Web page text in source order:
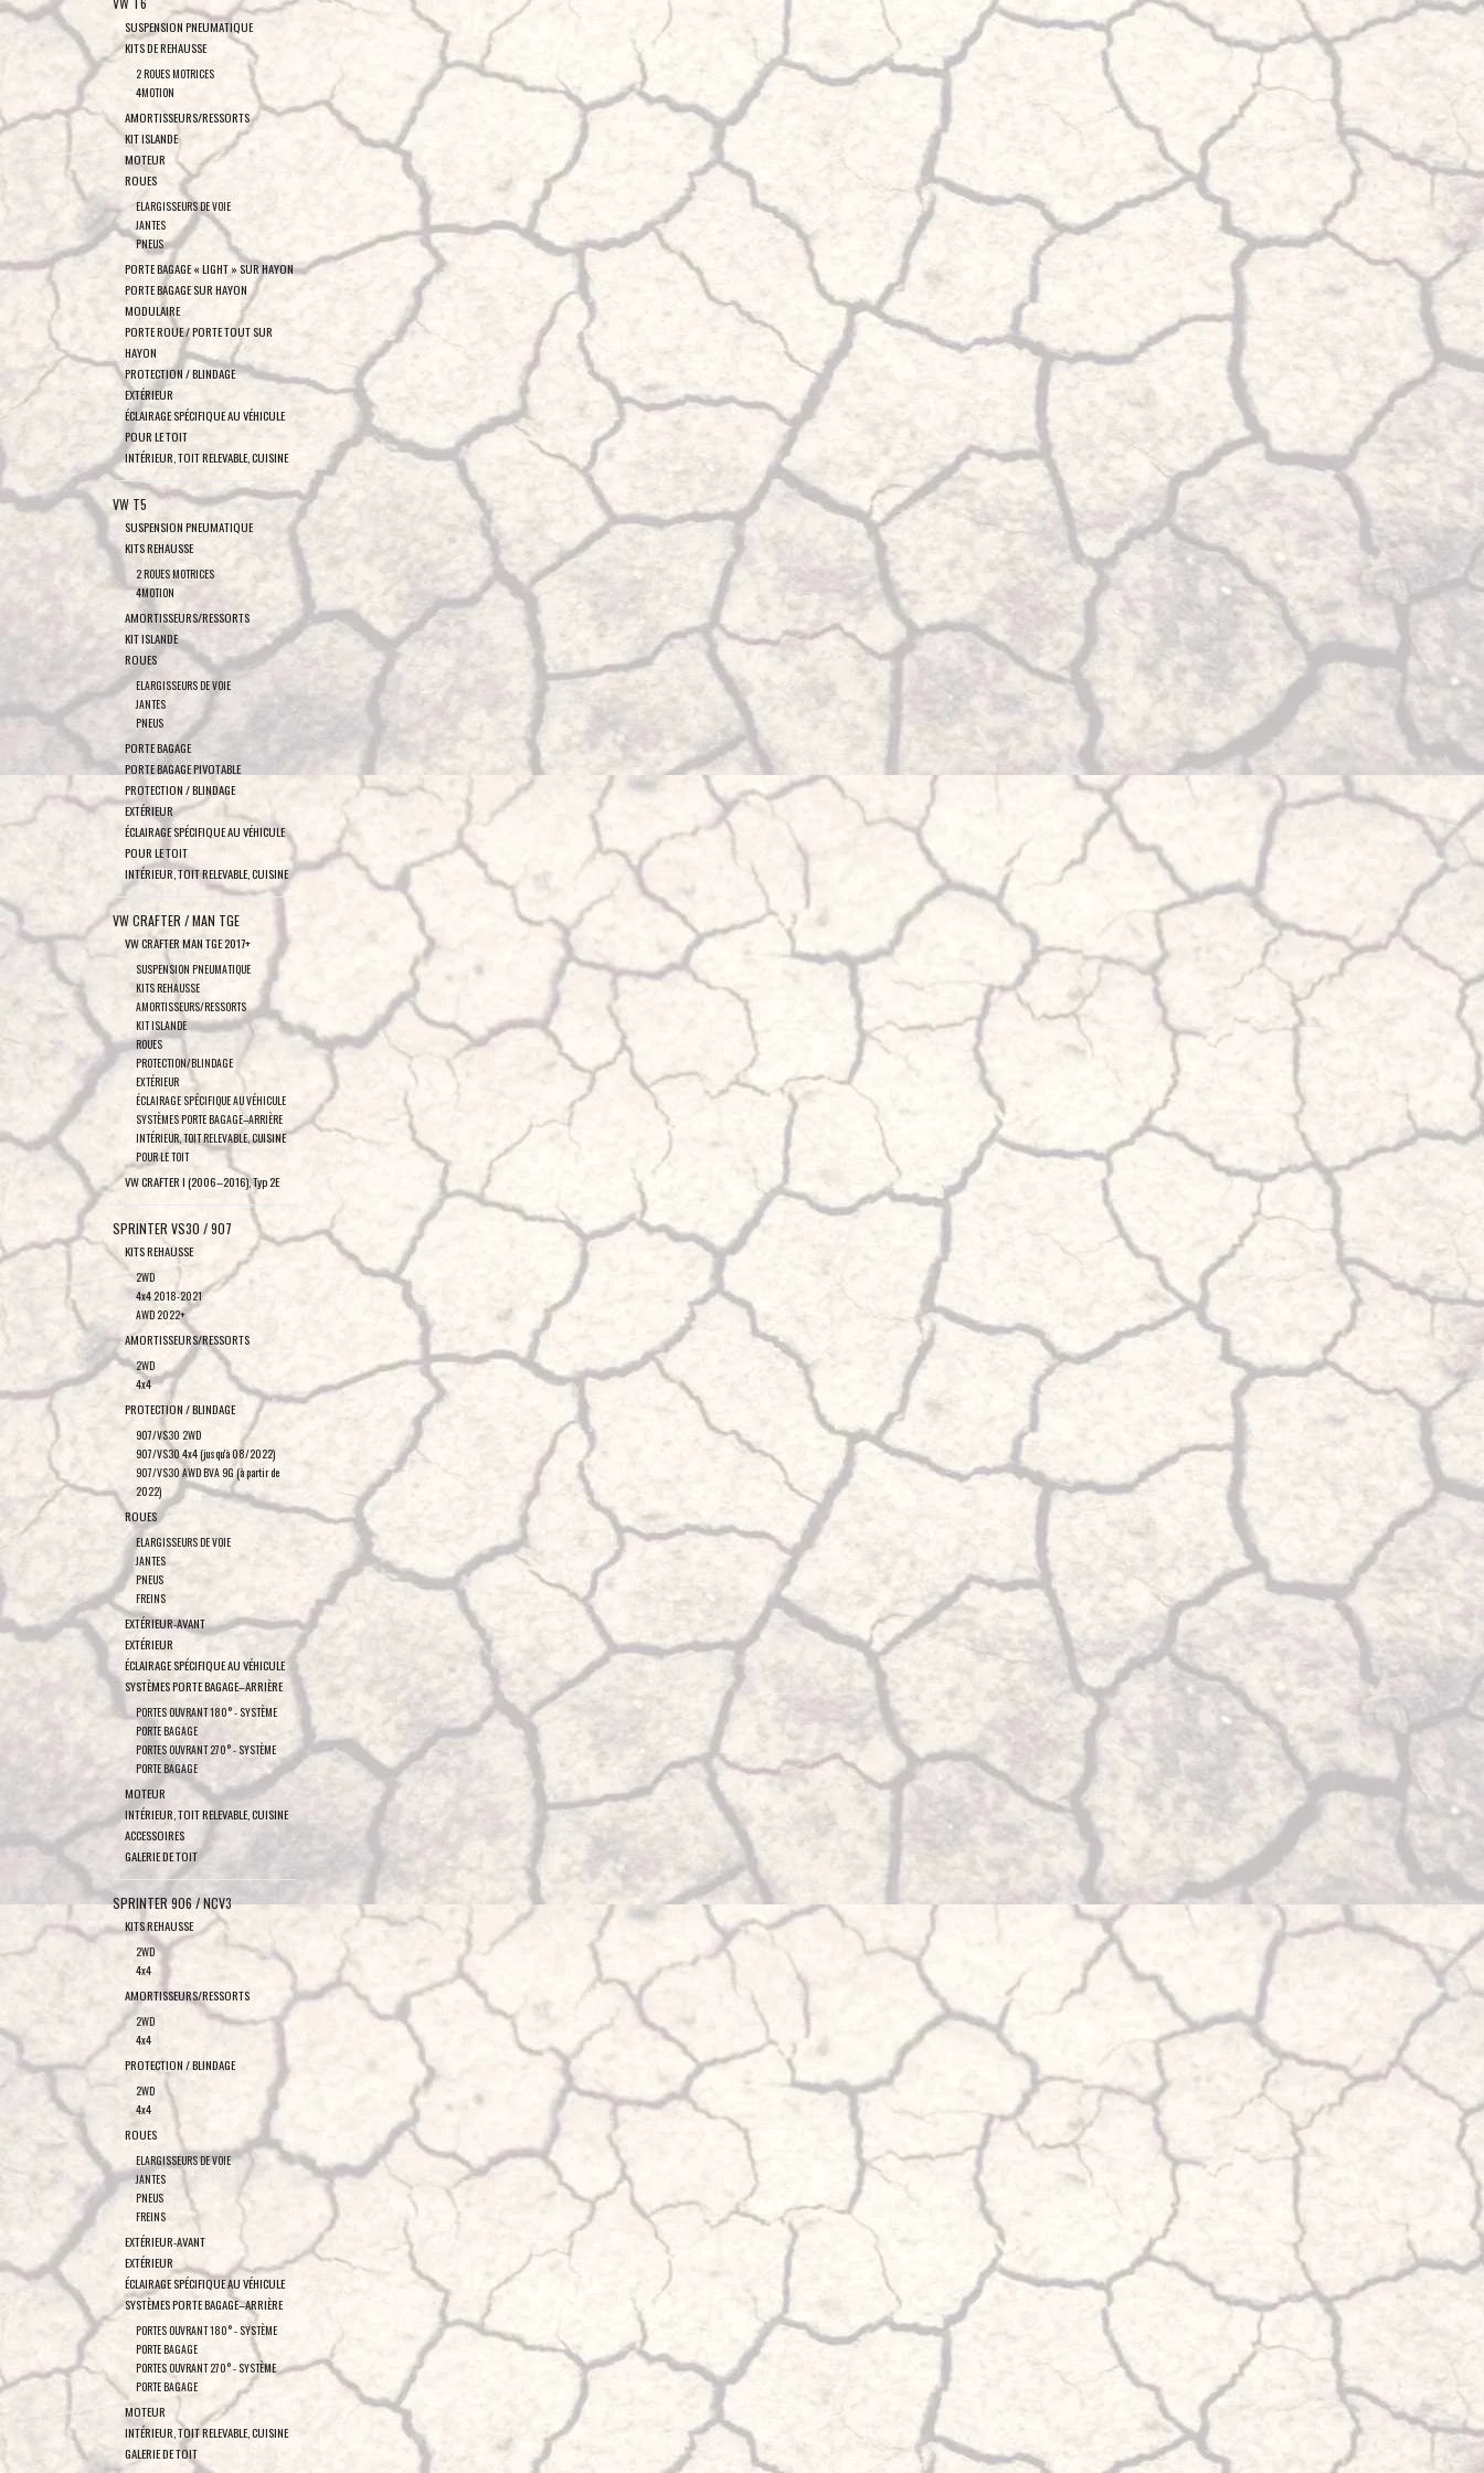
SUSPENSION PNEUMATIQUE
KITS DE REHAUSSE
2 ROUES MOTRICES
4MOTION
AMORTISSEURS/RESSORTS
KIT ISLANDE
MOTEUR
ROUES
ELARGISSEURS DE VOIE
JANTES
PNEUS
PORTE BAGAGE « LIGHT » SUR HAYON
PORTE BAGAGE SUR HAYON
MODULAIRE
PORTE ROUE / PORTE TOUT SUR
HAYON
PROTECTION / BLINDAGE
EXTÉRIEUR
ÉCLAIRAGE SPÉCIFIQUE AU VÉHICULE
POUR LE TOIT
INTÉRIEUR, TOIT RELEVABLE, CUISINE
VW T5
SUSPENSION PNEUMATIQUE
KITS REHAUSSE
2 ROUES MOTRICES
4MOTION
AMORTISSEURS/RESSORTS
KIT ISLANDE
ROUES
ELARGISSEURS DE VOIE
JANTES
PNEUS
PORTE BAGAGE
PORTE BAGAGE PIVOTABLE
PROTECTION / BLINDAGE
EXTÉRIEUR
ÉCLAIRAGE SPÉCIFIQUE AU VÉHICULE
POUR LE TOIT
INTÉRIEUR, TOIT RELEVABLE, CUISINE
VW CRAFTER / MAN TGE
VW CRAFTER MAN TGE 2017+
SUSPENSION PNEUMATIQUE
KITS REHAUSSE
AMORTISSEURS/RESSORTS
KIT ISLANDE
ROUES
PROTECTION/BLINDAGE
EXTÉRIEUR
ÉCLAIRAGE SPÉCIFIQUE AU VÉHICULE
SYSTÈMES PORTE BAGAGE–ARRIÈRE
INTÉRIEUR, TOIT RELEVABLE, CUISINE
POUR LE TOIT
VW CRAFTER I (2006–2016), Typ 2E
SPRINTER VS30 / 907
KITS REHAUSSE
2WD
4x4 2018-2021
AWD 2022+
AMORTISSEURS/RESSORTS
2WD
4x4
PROTECTION / BLINDAGE
907/VS30 2WD
907/VS30 4x4 (jusqu'à 08/2022)
907/VS30 AWD BVA 9G (à partir de
2022)
ROUES
ELARGISSEURS DE VOIE
JANTES
PNEUS
FREINS
EXTÉRIEUR-AVANT
EXTÉRIEUR
ÉCLAIRAGE SPÉCIFIQUE AU VÉHICULE
SYSTÈMES PORTE BAGAGE–ARRIÈRE
PORTES OUVRANT 180° - SYSTÈME
PORTE BAGAGE
PORTES OUVRANT 270° - SYSTÈME
PORTE BAGAGE
MOTEUR
INTÉRIEUR, TOIT RELEVABLE, CUISINE
ACCESSOIRES
GALERIE DE TOIT
SPRINTER 906 / NCV3
KITS REHAUSSE
2WD
4x4
AMORTISSEURS/RESSORTS
2WD
4x4
PROTECTION / BLINDAGE
2WD
4x4
ROUES
ELARGISSEURS DE VOIE
JANTES
PNEUS
FREINS
EXTÉRIEUR-AVANT
EXTÉRIEUR
ÉCLAIRAGE SPÉCIFIQUE AU VÉHICULE
SYSTÈMES PORTE BAGAGE–ARRIÈRE
PORTES OUVRANT 180° - SYSTÈME
PORTE BAGAGE
PORTES OUVRANT 270° - SYSTÈME
PORTE BAGAGE
MOTEUR
INTÉRIEUR, TOIT RELEVABLE, CUISINE
GALERIE DE TOIT